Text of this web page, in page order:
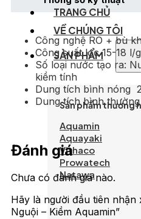
TRANG CHỦ
VỀ CHÚNG TÔI
SẢN PHẨM
Sản phẩm thương
Aquamin
Aquayaki
Vithaco
Prowatech
Natawa
Công nghệ RO + bù
Công suất lọc 15-18 l/
Số loại nước tạo ra:
kiềm tính
Dung tích bình nóng
Dung tích bình
Đánh giá
Chưa có đánh giá nào.
Hãy là người đầu tiên
Nguội – Kiềm Aquamin”